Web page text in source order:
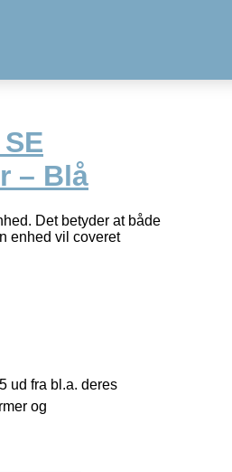
– Blå
Det betyder at både
enhed vil coveret
ud fra bl.a. deres
og